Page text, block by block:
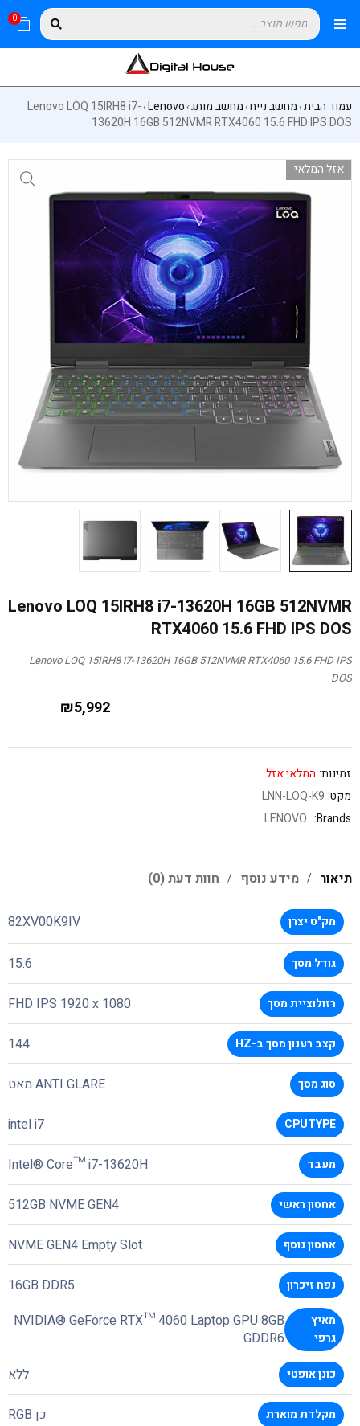
0
עמוד הבית›מחשב נייח›מחשב מותג›
Lenovo
›
Lenovo LOQ 15IRH8 i7-
13620H 16GB 512NVMR RTX4060 15.6 FHD IPS DOS
אזל המלאי
Lenovo LOQ 15IRH8 i7-13620H 16GB 512NVMR
RTX4060 15.6 FHD IPS DOS
Lenovo LOQ 15IRH8 i7-13620H 16GB 512NVMR RTX4060 15.6 FHD IPS
DOS
₪5,992
זמינות: המלאי אזל
מקט: LNN-LOQ-K9
Brands:
LENOVO
תיאור מידע נוסף חוות דעת (0)
מק"ט יצרן 82XV00K9IV
גודל מסך 15.6
רזולוציית מסך FHD IPS 1920 x 1080
קצב רענון מסך ב-HZ 144
סוג מסך ANTI GLARE מאט
CPUTYPE
intel i7
מעבד Intel® Core™ i7-13620H
אחסון ראשי 512GB NVME GEN4
אחסון נוסף NVME GEN4 Empty Slot
נפח זיכרון 16GB DDR5
מאיץ
גרפי
NVIDIA® GeForce RTX™ 4060 Laptop GPU 8GB
GDDR6
כונן אופטי ללא
מקלדת מוארת כן RGB